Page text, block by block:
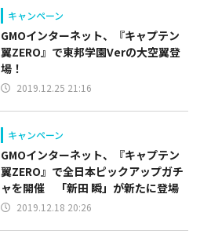
キャンペーン
GMOインターネット、『キャプテン
翼ZERO』で東邦学園Verの大空翼登
場！
2019.12.25 21:16
キャンペーン
GMOインターネット、『キャプテン
翼ZERO』で全日本ピックアップガチ
ャを開催 「新田 瞬」が新たに登場
2019.12.18 20:26